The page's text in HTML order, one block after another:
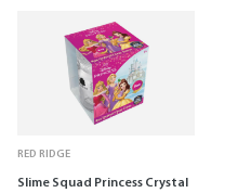
RED RIDGE
Slime Squad Princess Crystal